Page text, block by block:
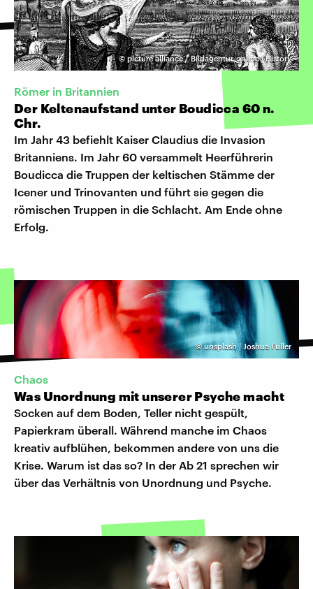
©picture alliance / Bildagentur-online | History
Römer in Britannien
Der Keltenaufstand unter Boudicca 60 n.
Chr.
Im Jahr 43 befiehlt Kaiser Claudius die Invasion
Britanniens. Im Jahr 60 versammelt Heerführerin
Boudicca die Truppen der keltischen Stämme der
Icener und Trinovanten und führt sie gegen die
römischen Truppen in die Schlacht. Am Ende ohne
Erfolg.
©unsplash | Joshua Fuller
Chaos
Was Unordnung mit unserer Psyche macht
Socken auf dem Boden, Teller nicht gespült,
Papierkram überall. Während manche im Chaos
kreativ aufblühen, bekommen andere von uns die
Krise. Warum ist das so? In der Ab 21 sprechen wir
über das Verhältnis von Unordnung und Psyche.